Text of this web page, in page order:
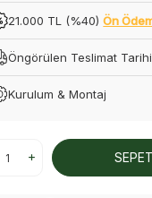
21.000 TL (%40)Ön
Öngörülen Teslimat
Kurulum & Montaj